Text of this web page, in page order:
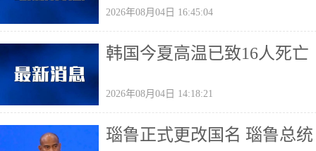
2026年08月04日 16:45:04
韩国今夏高温已致16人死亡
2026年08月04日 14:18:21
瑙鲁正式更改国名 瑙鲁总